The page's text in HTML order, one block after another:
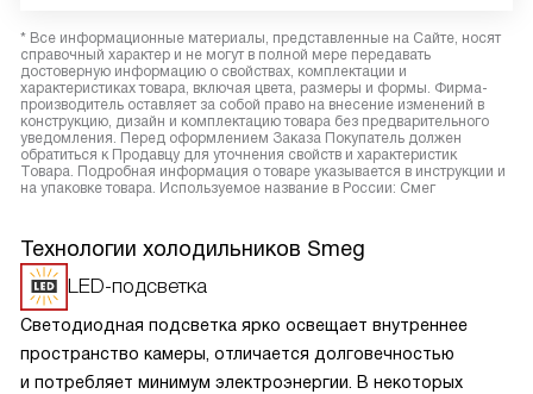
* Все информационные материалы, представленные на Сайте, носят
справочный характер и не могут в полной мере передавать
достоверную информацию о свойствах, комплектации и
характеристиках товара, включая цвета, размеры и формы. Фирма-
производитель оставляет за собой право на внесение изменений в
конструкцию, дизайн и комплектацию товара без предварительного
уведомления. Перед оформлением Заказа Покупатель должен
обратиться к Продавцу для уточнения свойств и характеристик
Товара. Подробная информация о товаре указывается в инструкции и
на упаковке товара. Используемое название в России: Смег
Технологии холодильников Smeg
LED-подсветка
Светодиодная подсветка ярко освещает внутреннее
пространство камеры, отличается долговечностью
и потребляет минимум электроэнергии. В некоторых